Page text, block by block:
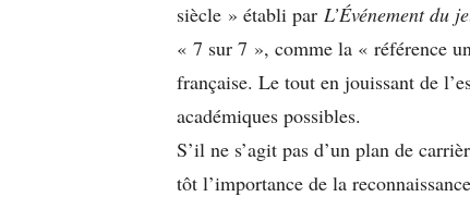
siècle » établi par L’Événement du
« 7 sur 7 », comme la « référence
française. Le tout en jouissant de
académiques possibles.
S’il ne s’agit pas d’un plan de
tôt l’importance de la